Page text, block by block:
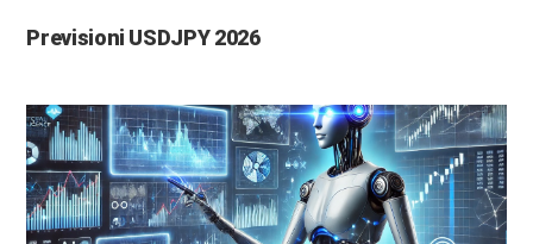
Previsioni USDJPY 2026